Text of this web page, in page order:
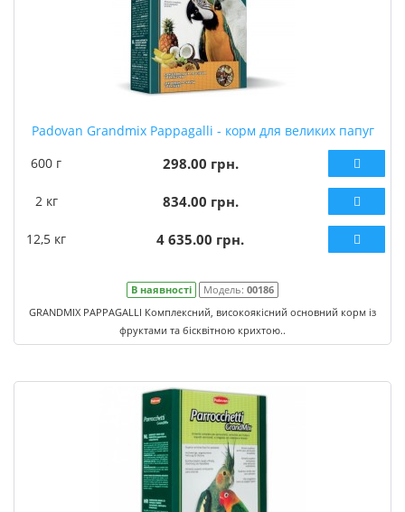
Padovan Grandmix Pappagalli - корм для великих папуг
600 г
298.00 грн.
2 кг 834.00 грн.
12,5 кг 4 635.00 грн.
В наявності Модель: 00186
GRANDMIX PAPPAGALLI Комплексний, високоякісний основний корм із
фруктами та бісквітною крихтою..